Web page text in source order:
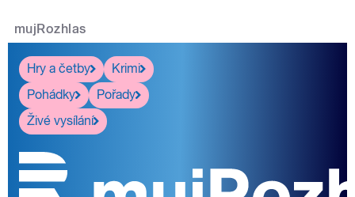
mujRozhlas
Hry a četby
Krimi
Pohádky
Pořady
Živé vysílání